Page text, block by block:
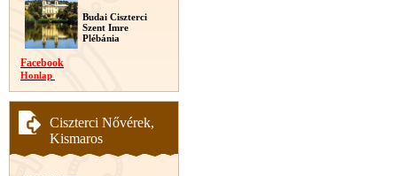
Budai Ciszterci
Szent Imre
Plébánia
Facebook
Honlap
Ciszterci Nővérek,
Kismaros